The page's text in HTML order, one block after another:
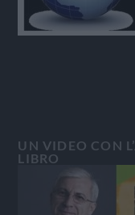
UN VIDEO CON
LIBRO